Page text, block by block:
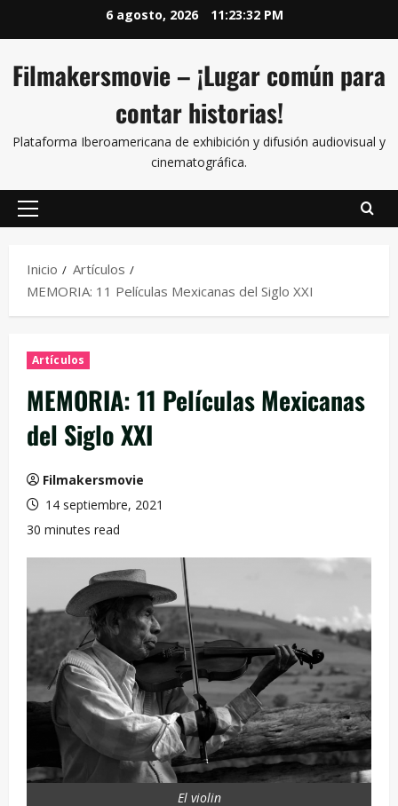
6 agosto, 2026 11:23:33 PM
Filmakersmovie – ¡Lugar común para
contar historias!
Plataforma Iberoamericana de exhibición y difusión audiovisual y
cinematográfica.
Inicio
Artículos
MEMORIA: 11 Películas Mexicanas del Siglo XXI
Artículos
MEMORIA: 11 Películas Mexicanas
del Siglo XXI
Filmakersmovie
14 septiembre, 2021
30 minutes read
El violin